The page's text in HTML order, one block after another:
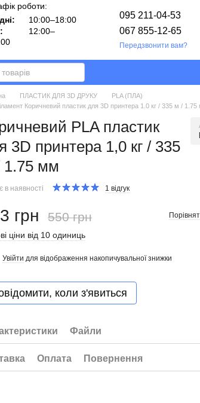
роботи:
10:00–18:00
12:00–
095 211-04-53
067 855-12-65
Передзвонити вам?
ПЛАСТИК ДЛЯ 3D ДРУКУ
PLA (ПЛА)
Коричневий пластик для 3D принтера 1.0 кг / 335 м / 1.75
PLA пластик
3D принтера 1,0 кг / 335
1.75 мм
в наявності 1 відгук
грн 550 грн
ціни від 10 одиниць
Увійти для відображення накопичувальної знижки
коли з'явиться
Файли
Оплата Повернення